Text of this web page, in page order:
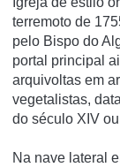
terremoto de
pelo Bispo do
portal principal
arquivoltas em
vegetalistas,
do século XIV
Na nave lateral